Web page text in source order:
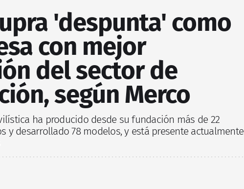
'despunta' como
con mejor
del sector de
según Merco
ha producido desde su fundación más de 22
y desarrollado 78 modelos, y está presente actualmente